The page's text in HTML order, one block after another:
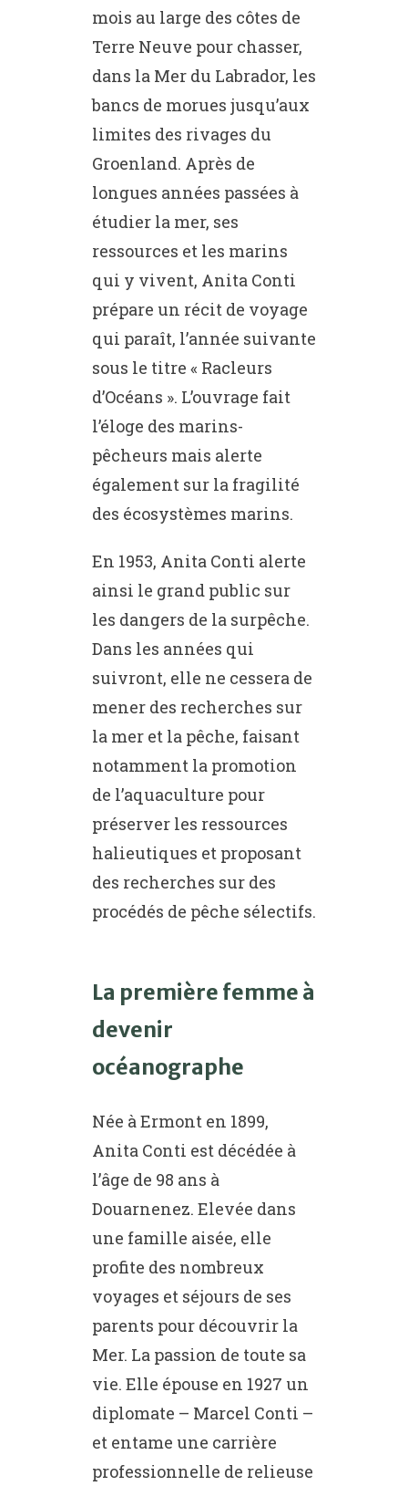
mois au large des côtes de
Terre Neuve pour chasser,
dans la Mer du Labrador, les
bancs de morues jusqu’aux
limites des rivages du
Groenland. Après de
longues années passées à
étudier la mer, ses
ressources et les marins
qui y vivent, Anita Conti
prépare un récit de voyage
qui paraît, l’année suivante
sous le titre « Racleurs
d’Océans ». L’ouvrage fait
l’éloge des marins-
pêcheurs mais alerte
également sur la fragilité
des écosystèmes marins.
En 1953, Anita Conti alerte
ainsi le grand public sur
les dangers de la surpêche.
Dans les années qui
suivront, elle ne cessera de
mener des recherches sur
la mer et la pêche, faisant
notamment la promotion
de l’aquaculture pour
préserver les ressources
halieutiques et proposant
des recherches sur des
procédés de pêche sélectifs.
La première femme à
devenir
océanographe
Née à Ermont en 1899,
Anita Conti est décédée à
l’âge de 98 ans à
Douarnenez. Elevée dans
une famille aisée, elle
profite des nombreux
voyages et séjours de ses
parents pour découvrir la
Mer. La passion de toute sa
vie. Elle épouse en 1927 un
diplomate – Marcel Conti –
et entame une carrière
professionnelle de relieuse